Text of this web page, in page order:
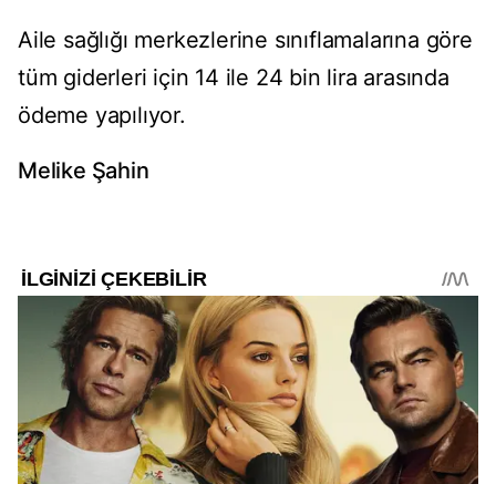
Aile sağlığı merkezlerine sınıflamalarına göre
tüm giderleri için 14 ile 24 bin lira arasında
ödeme yapılıyor.
Melike Şahin